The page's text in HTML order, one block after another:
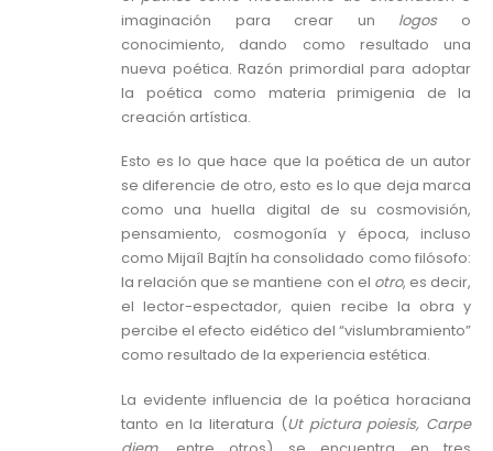
imaginación para crear un logoso
conocimiento, dando como resultado una
nueva poética. Razón primordial para adoptar
la poética como materia primigenia de la
creación artística.
Esto es lo que hace que la poética de un autor
se diferencie de otro, esto es lo que deja marca
como una huella digital de su cosmovisión,
pensamiento, cosmogonía y época, incluso
como Mijaíl Bajtín ha consolidado como filósofo:
la relación que se mantiene con el otro, es decir,
el lector-espectador, quien recibe la obra y
percibe el efecto eidético del “vislumbramiento”
como resultado de la experiencia estética.
La evidente influencia de la poética horaciana
tanto en la literatura (Ut pictura poiesis, Carpe